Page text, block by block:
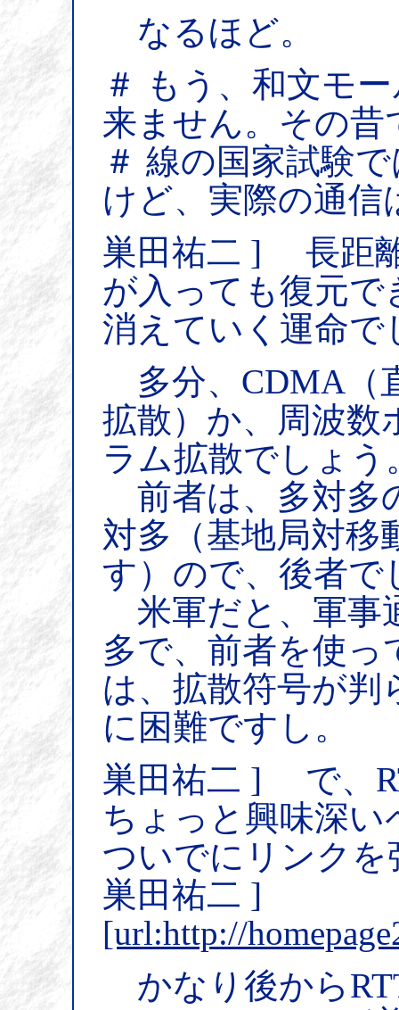
なるほど。
＃ もう、和文モ
来ません。その
＃ 線の国家試験
けど、実際の通信
巣田祐二 ] 長距
が入っても復元
消えていく運命で
多分、CDMA（
拡散）か、周波数
ラム拡散でしょう
前者は、多対多
対多（基地局対移
す）ので、後者で
米軍だと、軍事
多で、前者を使
は、拡散符号が判
に困難ですし。
巣田祐二 ] で、
ちょっと興味深
ついでにリンク
巣田祐二 ]
[url:http://
かなり後から